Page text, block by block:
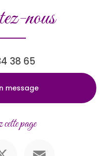
nous
38 65
message
page